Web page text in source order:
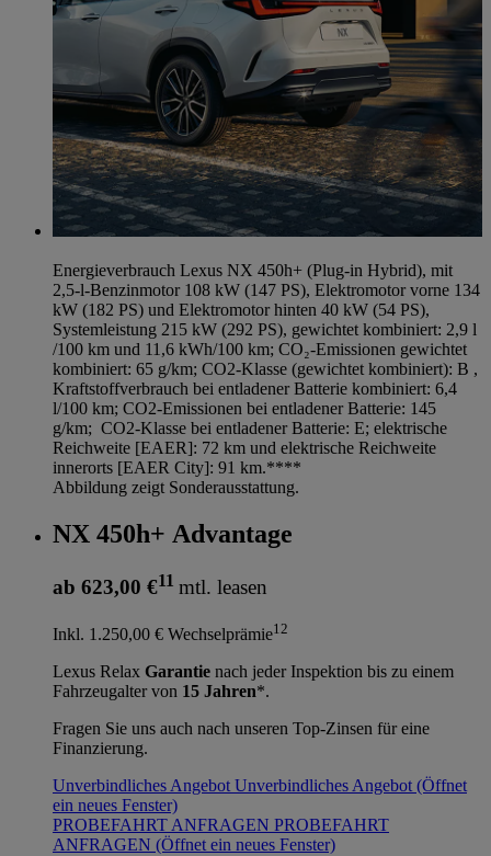
Energieverbrauch Lexus NX 450h+ (Plug-in Hybrid), mit
2,5-l-Benzinmotor 108 kW (147 PS), Elektromotor vorne 134
kW (182 PS) und Elektromotor hinten 40 kW (54 PS),
Systemleistung 215 kW (292 PS), gewichtet kombiniert: 2,9 l
/100 km und 11,6 kWh/100 km; CO₂-Emissionen gewichtet
kombiniert: 65 g/km; CO2-Klasse (gewichtet kombiniert): B ,
Kraftstoffverbrauch bei entladener Batterie kombiniert: 6,4
l/100 km; CO2-Emissionen bei entladener Batterie: 145
g/km; CO2-Klasse bei entladener Batterie: E; elektrische
Reichweite [EAER]: 72 km und elektrische Reichweite
innerorts [EAER City]: 91 km.****
Abbildung zeigt Sonderausstattung.
NX 450h+ Advantage
ab 623,00 €11 mtl. leasen
Inkl. 1.250,00 € Wechselprämie12
Lexus Relax Garantie nach jeder Inspektion bis zu einem
Fahrzeugalter von 15 Jahren*.
Fragen Sie uns auch nach unseren Top-Zinsen für eine
Finanzierung.
Unverbindliches Angebot Unverbindliches Angebot (Öffnet
ein neues Fenster)
PROBEFAHRT ANFRAGEN PROBEFAHRT
ANFRAGEN (Öffnet ein neues Fenster)